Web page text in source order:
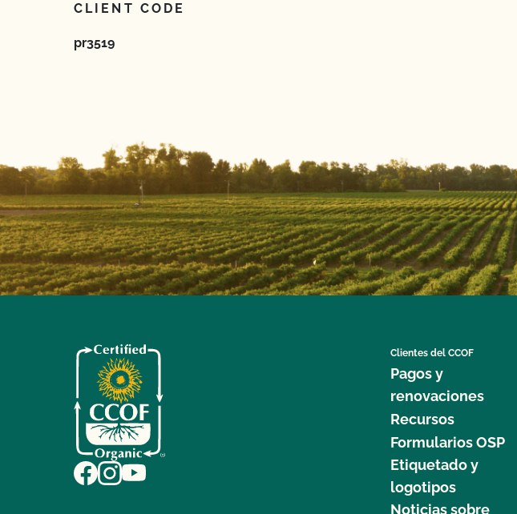
CLIENT CODE
pr3519
Clientes del CCOF
Pagos y
renovaciones
Recursos
Formularios OSP
Etiquetado y
logotipos
Noticias sobre